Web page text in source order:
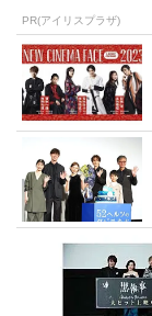
PR(アイリスプラザ)